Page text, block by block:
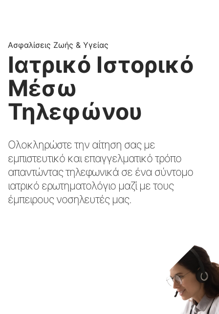
Ασφαλίσεις Ζωής & Υγείας
Ιατρικό Ιστορικό
Μέσω
Τηλεφώνου
Ολοκληρώστε την αίτηση σας με
εμπιστευτικό και επαγγελματικό τρόπο
απαντώντας τηλεφωνικά σε ένα σύντομο
ιατρικό ερωτηματολόγιο μαζί με τους
έμπειρους νοσηλευτές μας.